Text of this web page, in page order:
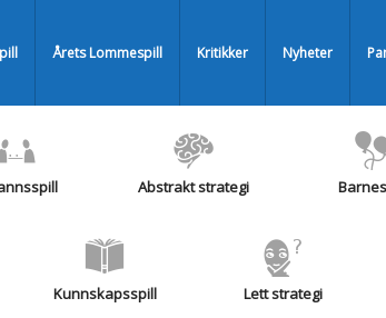
Årets Lommespill Kritikker Nyheter
Abstrakt strategi
Kunnskapsspill Lett strategi